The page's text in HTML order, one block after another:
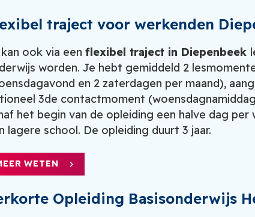
traject voor werkenden
ook via een flexibel traject in Diepenbeek
worden. Je hebt gemiddeld 2
en 2 zaterdagen per maand),
3de contactmoment
het begin van de opleiding een halve dag per
lagere school. De opleiding duurt 3 jaar.
WETEN
Opleiding Basisonderwijs